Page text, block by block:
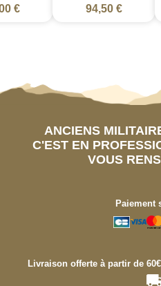
€ 94,50 €
ANCIENS
C'EST EN
VOUS
Paiement
Livraison offerte à partir de